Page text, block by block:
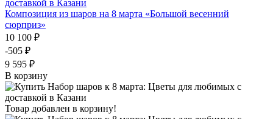
Композиция из шаров на 8 марта «Большой весенний
сюрприз»
10 100 ₽
-505 ₽
9 595 ₽
В корзину
Товар добавлен в корзину!